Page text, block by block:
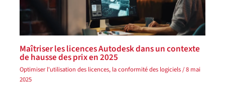
Maîtriser les licences Autodesk dans un contexte
de hausse des prix en 2025
Optimiser l'utilisation des licences, laconformité des logiciels/8 mai
2025